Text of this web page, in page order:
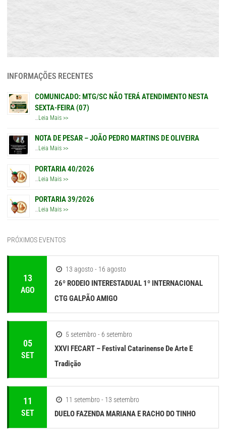
INFORMAÇÕES RECENTES
COMUNICADO: MTG/SC NÃO TERÁ ATENDIMENTO NESTA
SEXTA-FEIRA (07)
…Leia Mais >>
NOTA DE PESAR – JOÃO PEDRO MARTINS DE OLIVEIRA
…Leia Mais >>
PORTARIA 40/2026
…Leia Mais >>
PORTARIA 39/2026
…Leia Mais >>
PRÓXIMOS EVENTOS
13
AGO
13 agosto - 16 agosto
26º RODEIO INTERESTADUAL 1º INTERNACIONAL
CTG GALPÃO AMIGO
05
SET
5 setembro - 6 setembro
XXVI FECART – Festival Catarinense De Arte E
Tradição
11
SET
11 setembro - 13 setembro
DUELO FAZENDA MARIANA E RACHO DO TINHO